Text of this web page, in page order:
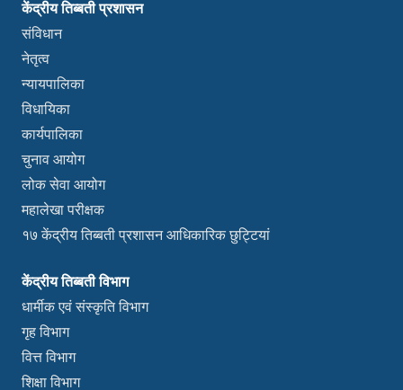
केंद्रीय तिब्बती प्रशासन
संविधान
नेतृत्व
न्यायपालिका
विधायिका
कार्यपालिका
चुनाव आयोग
लोक सेवा आयोग
महालेखा परीक्षक
१७ केंद्रीय तिब्बती प्रशासन आधिकारिक छुट्टियां
केंद्रीय तिब्बती विभाग
धार्मीक एवं संस्कृति विभाग
गृह विभाग
वित्त विभाग
शिक्षा विभाग